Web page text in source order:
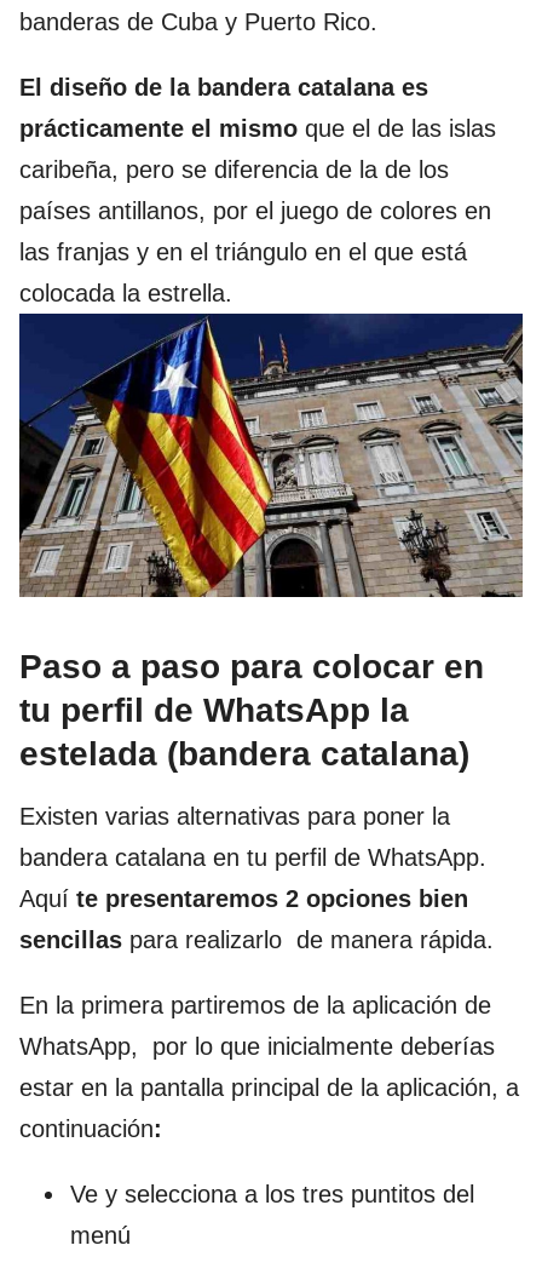
banderas de Cuba y Puerto Rico.
El diseño de la bandera catalana es
prácticamente el mismo que el de las islas
caribeña, pero se diferencia de la de los
países antillanos, por el juego de colores en
las franjas y en el triángulo en el que está
colocada la estrella.
Paso a paso para colocar en
tu perfil de WhatsApp la
estelada (bandera catalana)
Existen varias alternativas para poner la
bandera catalana en tu perfil de WhatsApp.
Aquí te presentaremos 2 opciones bien
sencillas para realizarlo de manera rápida.
En la primera partiremos de la aplicación de
WhatsApp, por lo que inicialmente deberías
estar en la pantalla principal de la aplicación, a
continuación:
Ve y selecciona a los tres puntitos del
menú